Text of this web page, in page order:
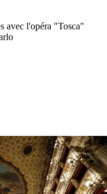
avec l'opéra "Tosca"